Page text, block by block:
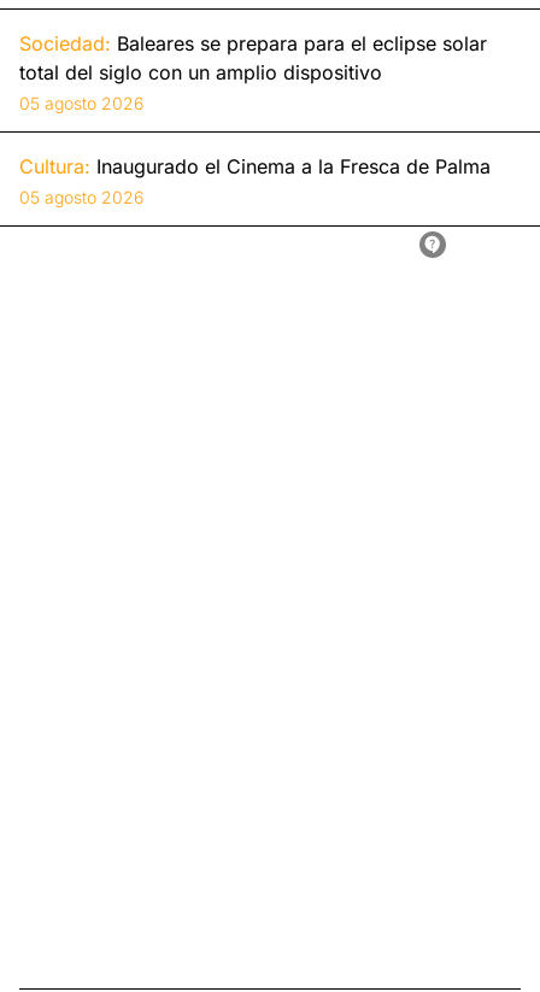
Sociedad: Baleares se prepara para el eclipse solar
total del siglo con un amplio dispositivo
05 agosto 2026
Cultura: Inaugurado el Cinema a la Fresca de Palma
05 agosto 2026